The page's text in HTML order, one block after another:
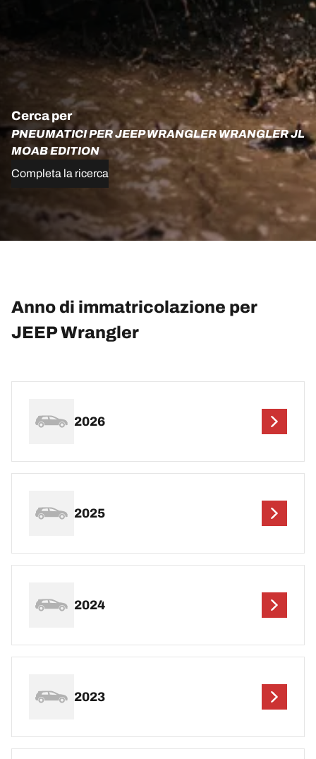
Cerca per
PNEUMATICI PER JEEP WRANGLER WRANGLER JL
MOAB EDITION
Completa la ricerca
Anno di immatricolazione per
JEEP Wrangler
2026
2025
2024
2023